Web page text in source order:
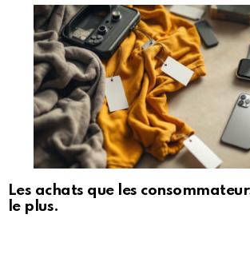
Les achats que les
le plus.